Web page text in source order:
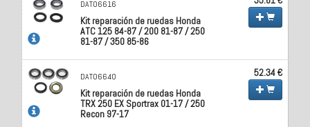
DAT06616
Kit reparación de ruedas Honda
ATC 125 84-87 / 200 81-87 / 250
81-87 / 350 85-86
DAT06640
Kit reparación de ruedas Honda
TRX 250 EX Sportrax 01-17 / 250
Recon 97-17
52.34 €